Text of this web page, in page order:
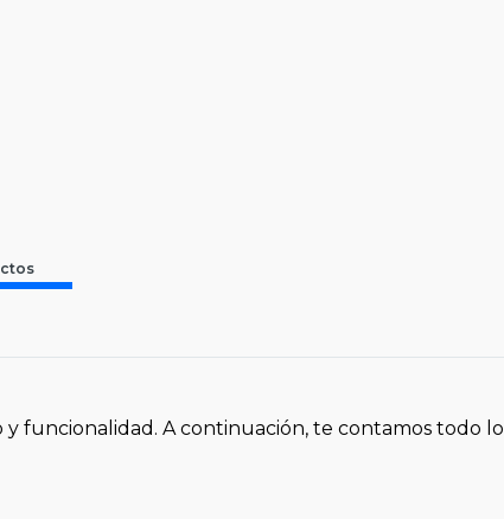
funcionalidad. A continuación, te contamos todo